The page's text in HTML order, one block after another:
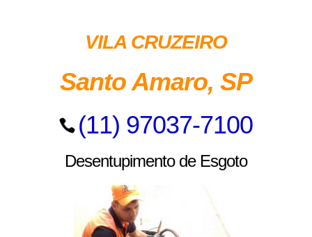
VILA CRUZEIRO
Santo Amaro, SP
(11) 97037-7100
Desentupimento de Esgoto